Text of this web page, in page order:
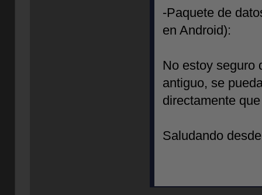
-Paquete de
en Android):
No estoy seguro
antiguo, se
directamente
Saludando